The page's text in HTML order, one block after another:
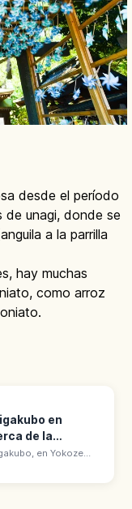
desde el período
de unagi, donde se
a la parrilla
hay muchas
como arroz
en
de la
en Yokoze
una gran pared